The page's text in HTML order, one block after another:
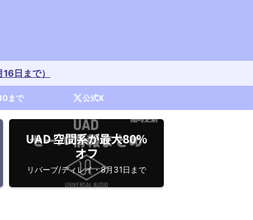
日まで）
まで 公式X
UAD 空間系が最大80%
オフ
リバーブ/ディレイ・8月31日まで